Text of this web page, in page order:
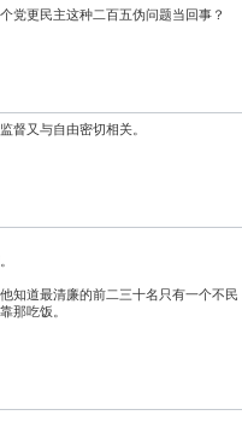
党更民主这种二百五伪问题当回事？
督又与自由密切相关。
知道最清廉的前二三十名只有一个不民
那吃饭。